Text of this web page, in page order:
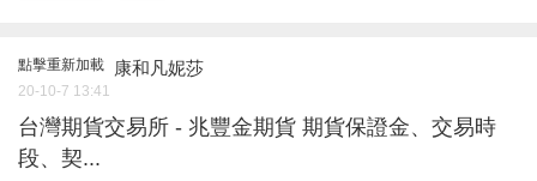
點擊重新加載 康和凡妮莎
20-10-7 13:41
台灣期貨交易所 - 兆豐金期貨 期貨保證金、交易時
段、契...